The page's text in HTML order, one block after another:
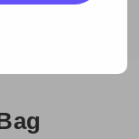
Mashup: Eminem vs